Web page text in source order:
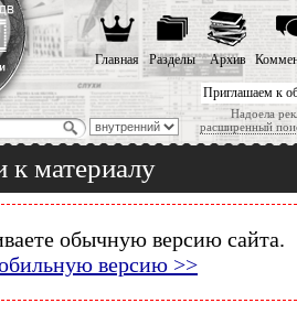
Приглашаем к
Надоела
расширенный
Главная Разделы Архив
материалу
обычную версию сайта.
версию >>